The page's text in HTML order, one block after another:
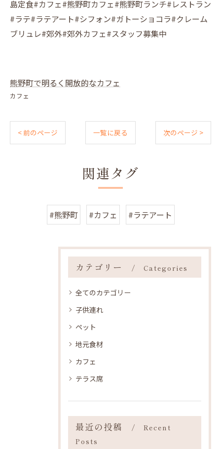
島定食#カフェ#熊野町カフェ#熊野町ランチ#レストラン
#ラテ#ラテアート#シフォン#ガトーショコラ#クレーム
ブリュレ#郊外#郊外カフェ#スタッフ募集中
熊野町で明るく開放的なカフェ
カフェ
< 前のページ 一覧に戻る 次のページ >
関連タグ
#熊野町 #カフェ #ラテアート
カテゴリー Categories
全てのカテゴリー
子供連れ
ペット
地元食材
カフェ
テラス席
最近の投稿
Recent
Posts